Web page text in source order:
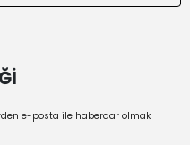
e-posta ile haberdar olmak